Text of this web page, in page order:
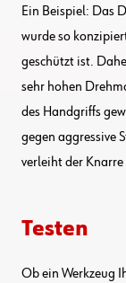
Ein Beispiel: Das
wurde so
geschützt ist.
sehr hohen
des Handgriffs
gegen aggressive
verleiht der
Testen
Ob ein Werkzeug